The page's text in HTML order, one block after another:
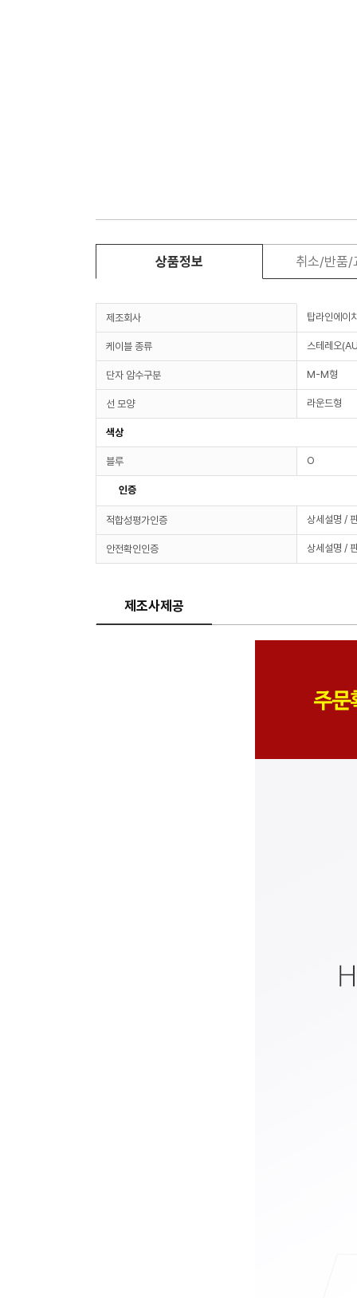
상품정보 취소/반품/
제조회사 탑라인에이
케이블 종류 스테레오
단자 암수구분 M-M형
선 모양 라운드형
색상
블루 O
인증
적합성평가인증 상세설명 /
안전확인인증 상세설명 /
제조사제공